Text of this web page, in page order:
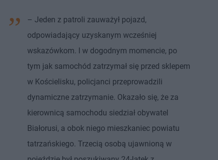
– Jeden z patroli zauważył pojazd,
odpowiadający uzyskanym wcześniej
wskazówkom. I w dogodnym momencie, po
tym jak samochód zatrzymał się przed sklepem
w Kościelisku, policjanci przeprowadzili
dynamiczne zatrzymanie. Okazało się, że za
kierownicą samochodu siedział obywatel
Białorusi, a obok niego mieszkaniec powiatu
tatrzańskiego. Trzecią osobą ujawnioną w